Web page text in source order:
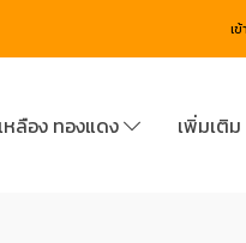
เ
หลือง ทองแดง เพิ่มเติม